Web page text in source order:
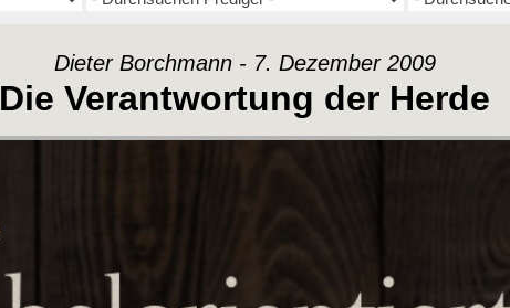
Dieter Borchmann - 7. Dezember 2009
Die Verantwortung der Herde